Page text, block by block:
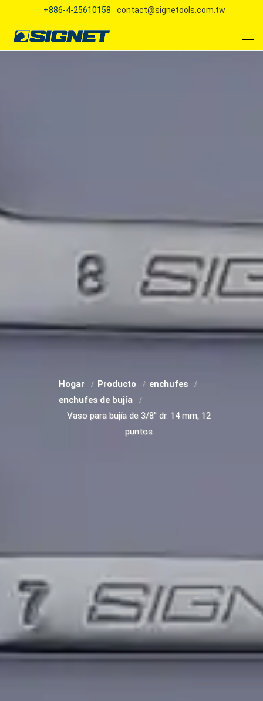
+886-4-25610158 contact@signetools.com.tw
Hogar Producto
enchufes
enchufes de bujía
Vaso para bujía de 3/8" dr. 14 mm, 12
puntos